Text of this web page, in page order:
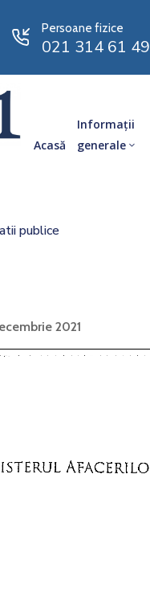
Persoane fizice
021 314 61 49
Acasă
Informații
generale
publice
2021